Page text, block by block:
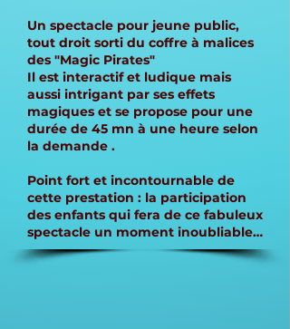
Un spectacle pour jeune public,
tout droit sorti du coffre à malices
des "Magic Pirates"
Il est interactif et ludique mais
aussi intrigant par ses effets
magiques et se propose pour une
durée de 45 mn à une heure selon
la demande .
Point fort et incontournable de
cette prestation : la participation
des enfants qui fera de ce fabuleux
spectacle un moment inoubliable…